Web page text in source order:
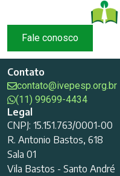
Fale conosco
Contato
contato@ivepesp.org.br
(11) 99699-4434
Legal
CNPJ: 15.151.763/0001-00
R. Antonio Bastos, 618
Sala 01
Vila Bastos - Santo André